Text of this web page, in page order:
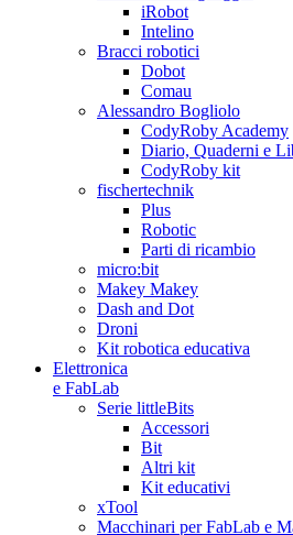
iRobot
Intelino
Bracci robotici
Dobot
Comau
Alessandro Bogliolo
CodyRoby Academy
Diario, Quaderni e
CodyRoby kit
fischertechnik
Plus
Robotic
Parti di ricambio
micro:bit
Makey Makey
Dash and Dot
Droni
Kit robotica educativa
Elettronica
e FabLab
Serie littleBits
Accessori
Bit
Altri kit
Kit educativi
xTool
Macchinari per FabLab e